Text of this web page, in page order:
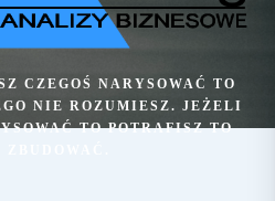
CZEGOŚ NARYSOWAĆ TO
NIE ROZUMIESZ. JEŻELI
TO POTRAFISZ TO